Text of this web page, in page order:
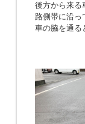
後方から来る
路側帯に沿っ
車の脇を通る